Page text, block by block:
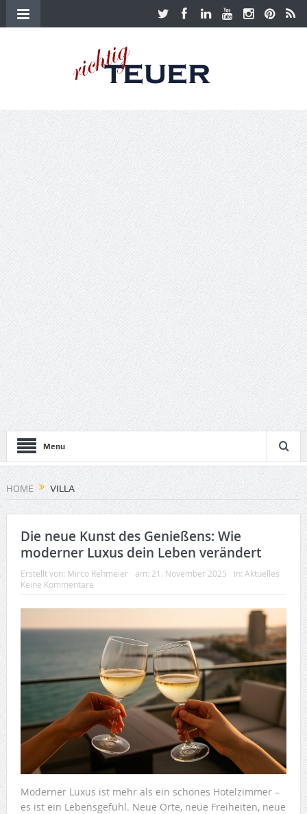
Menu
HOME VILLA
Die neue Kunst des Genießens: Wie
moderner Luxus dein Leben verändert
Erstellt von: Mirco Rehmeier am: 21. November 2025 In: Aktuelles
Keine Kommentare
Moderner Luxus ist mehr als ein schönes Hotelzimmer –
es ist ein Lebensgefühl. Neue Orte, neue Freiheiten, neue